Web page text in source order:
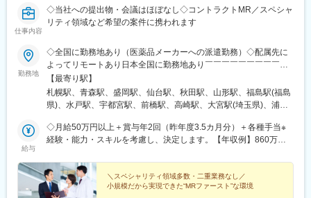
仕事内容
◇当社への提出物・会議はほぼなし◇コントラクトMR／スペシャ
リティ領域など希望の案件に携われます
勤務地
◇全国に勤務地あり（医薬品メーカーへの派遣勤務）◇配属先に
よってリモートあり日本全国に勤務地あり￣￣￣￣￣￣￣￣￣￣
北海道から沖縄県まで…日本全国に勤務地があります。配属先に
ついては希望を最大限に考慮して決定！U・Iターン就職も大歓迎
です。
【最寄り駅】
札幌駅、青森駅、盛岡駅、仙台駅、秋田駅、山形駅、福島駅(福島
県)、水戸駅、宇都宮駅、前橋駅、高崎駅、大宮駅(埼玉県)、浦和
都)、横浜駅、京急川崎駅、新潟駅、富山駅、金沢駅、福井駅、甲
府駅、長野駅、岐阜駅、静岡駅、名古屋駅、津駅、大津駅、京都
駅、岡山駅、広島駅、山口駅(山口県)、徳島駅、高松駅(香川県)、
松山駅(愛媛県)、高知駅、博多駅、佐賀駅、長崎駅(長崎県)、熊本
駅、大分駅、宮崎駅、鹿児島中央駅前駅、さっぽろ駅、仙台駅(地
給与
◇月給50万円以上＋賞与年2回（昨年度3.5カ月分）＋各種手当※
経験・能力・スキルを考慮し、決定します。【年収例】860万円
700万円／30歳（月給51万円+賞与）
＼スペシャリティ領域多数・二重業務なし／
小規模だから実現できた“MRファースト”な環境